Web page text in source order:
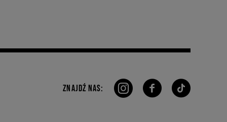
ZNAJDŹ NAS: